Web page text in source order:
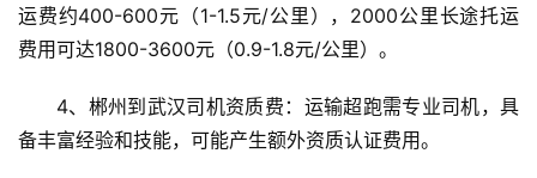
运费约400-600元（1-1.5元/公里），2000公里长途托运
费用可达1800-3600元（0.9-1.8元/公里）。
4、郴州到武汉司机资质费：运输超跑需专业司机，具
备丰富经验和技能，可能产生额外资质认证费用。